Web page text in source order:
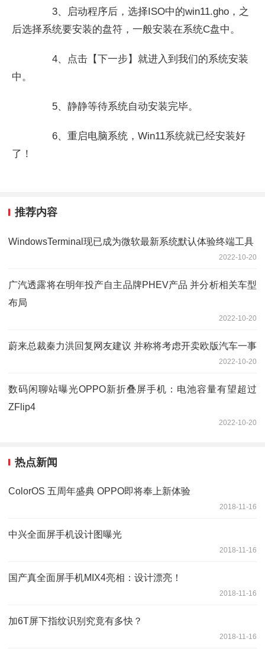
3、启动程序后，选择ISO中的win11.gho，之
后选择系统要安装的盘符，一般安装在系统C盘中。
4、点击【下一步】就进入到我们的系统安装
中。
5、静静等待系统自动安装完毕。
6、重启电脑系统，Win11系统就已经安装好
了！
推荐内容
WindowsTerminal现已成为微软最新系统默认体验终端工具
2022-10-20
广汽透露将在明年投产自主品牌PHEV产品 并分析相关车型
布局
2022-10-20
蔚来总裁秦力洪回复网友建议 并称将考虑开卖欧版汽车一事
2022-10-20
数码闲聊站曝光OPPO新折叠屏手机：电池容量有望超过
ZFlip4
2022-10-20
热点新闻
ColorOS 五周年盛典 OPPO即将奉上新体验
2018-11-16
中兴全面屏手机设计图曝光
2018-11-16
国产真全面屏手机MIX4亮相：设计漂亮！
2018-11-16
加6T屏下指纹识别究竟有多快？
2018-11-16